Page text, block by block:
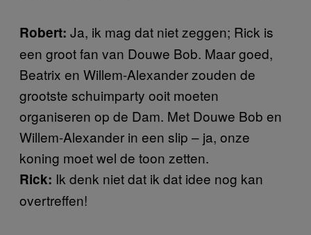
Robert: Ja, ik mag dat niet zeggen; Rick is
een groot fan van Douwe Bob. Maar goed,
Beatrix en Willem-Alexander zouden de
grootste schuimparty ooit moeten
organiseren op de Dam. Met Douwe Bob en
Willem-Alexander in een slip – ja, onze
koning moet wel de toon zetten.
Rick: Ik denk niet dat ik dat idee nog kan
overtreffen!